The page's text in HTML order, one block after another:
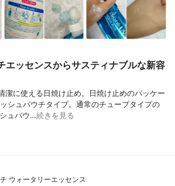
エッセンスからサスティナブルな新容
潔に使える日焼け止め。日焼け止めのパッケー
シュパウチタイプ。通常のチューブタイプの
ュパウ…続きを見る
ウォータリーエッセンス